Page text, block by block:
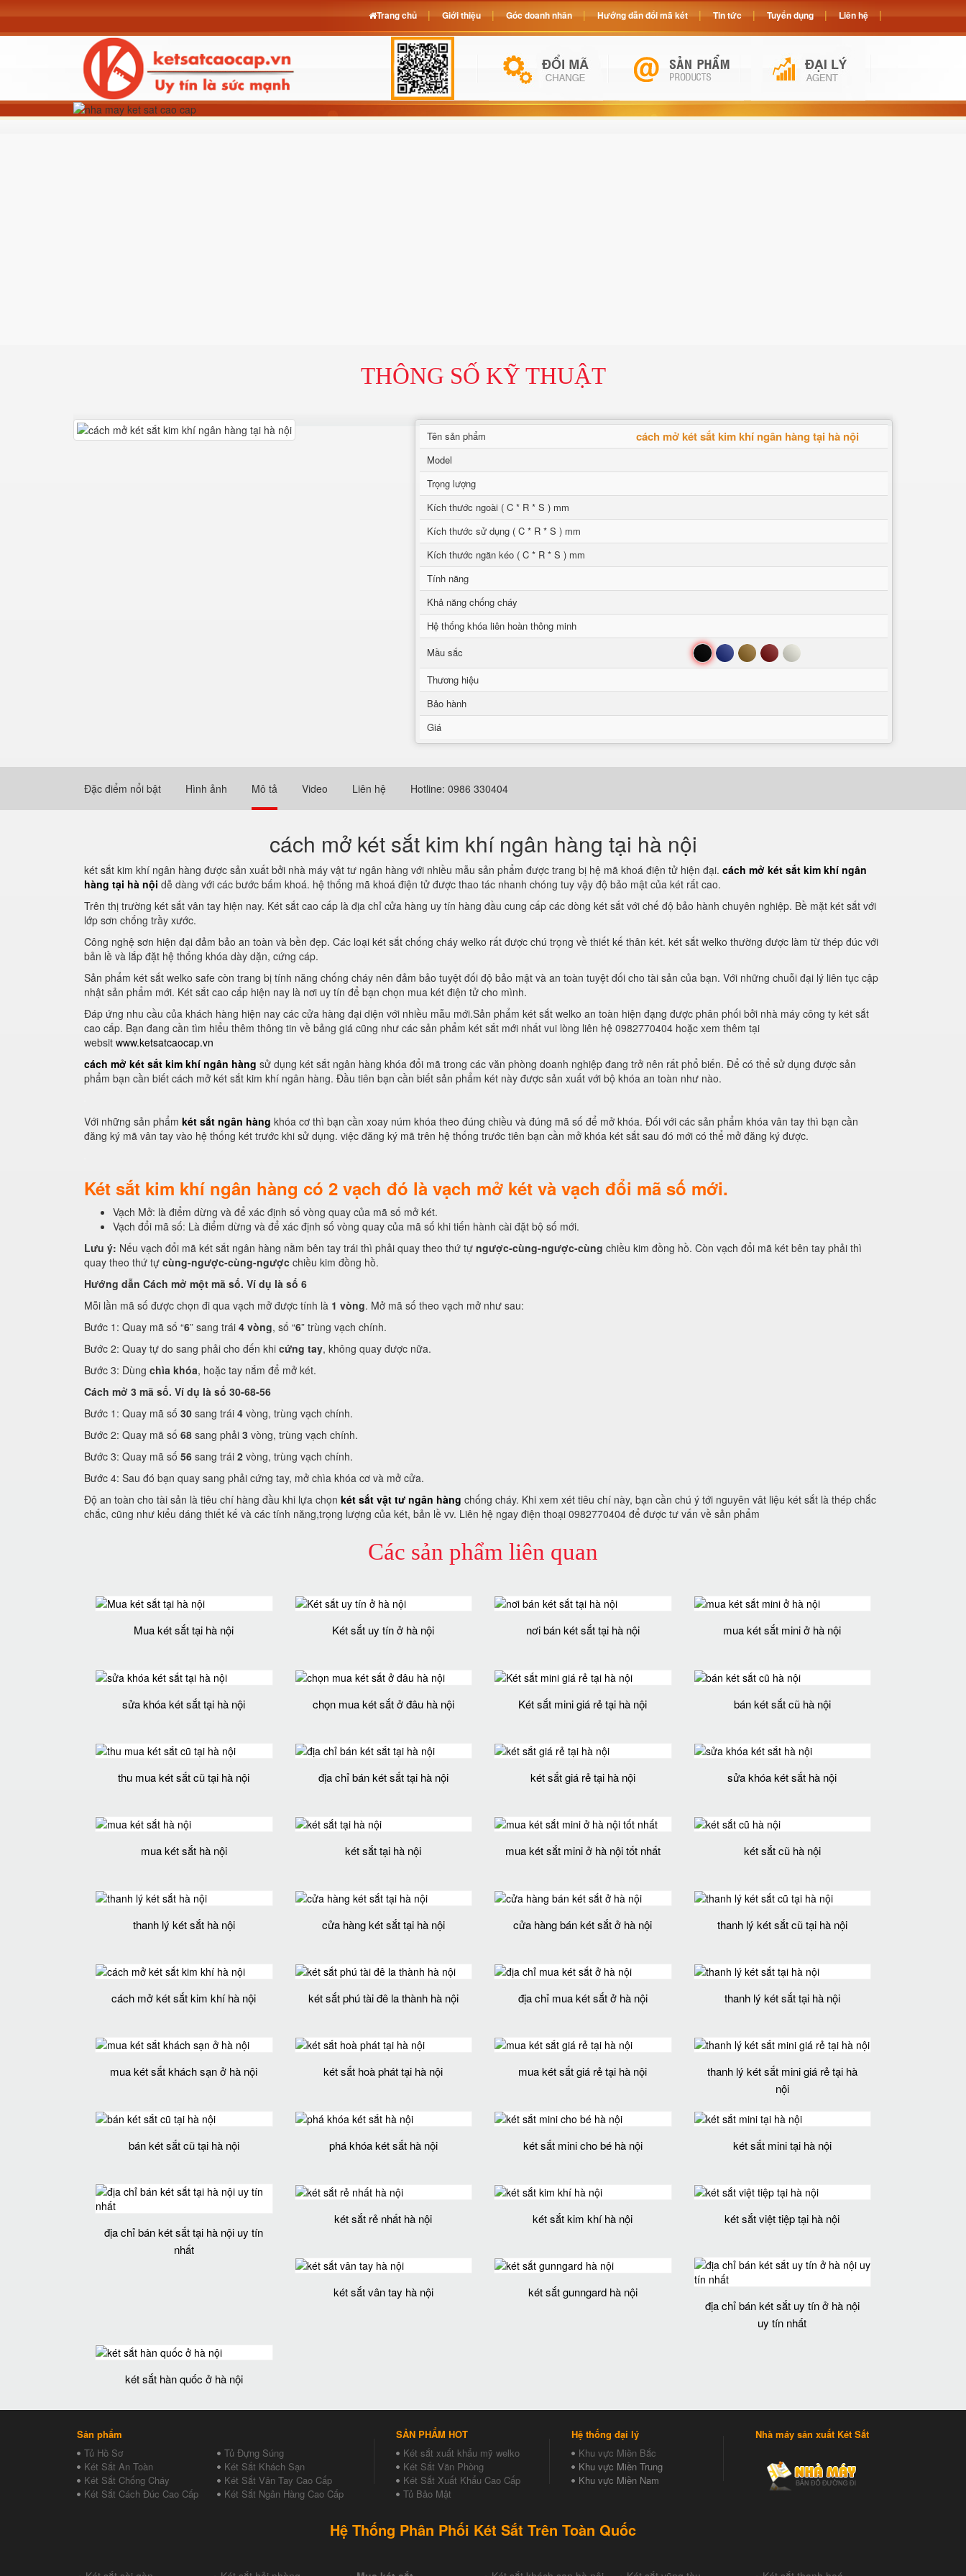
THÔNG SỐ KỸ THUẬT
Tên sản phẩm cách mở két sắt kim khí ngân hàng tại hà nội
Model
Trọng lượng
Kích thước ngoài ( C * R * S ) mm
Kích thước sử dụng ( C * R * S ) mm
Kích thước ngăn kéo ( C * R * S ) mm
Tính năng
Khả năng chống cháy
Hệ thống khóa liên hoàn thông minh
Mầu sắc
Đen Xanh Nâu Đỏ Trắng
Thương hiệu
Bảo hành
Giá
Đặc điểm nổi bật Hình ảnh Mô tả Video Liên hệ Hotline: 0986 330404
cách mở két sắt kim khí ngân hàng tại hà nội
két sắt kim khí ngân hàng được sản xuất bởi nhà máy vật tư ngân hàng với nhiều mẫu sản phẩm được trang bị hệ mã khoá điện tử hiện đại. cách mở két sắt kim khí ngân
hàng tại hà nội dễ dàng với các bước bấm khoá. hệ thống mã khoá điện tử được thao tác nhanh chóng tuy vậy độ bảo mật của két rất cao.
Trên thị trường két sắt vân tay hiện nay. Két sắt cao cấp là địa chỉ cửa hàng uy tín hàng đầu cung cấp các dòng két sắt với chế độ bảo hành chuyên nghiệp. Bề mặt két sắt với
lớp sơn chống trầy xước.
Công nghệ sơn hiện đại đảm bảo an toàn và bền đẹp. Các loại két sắt chống cháy welko rất được chú trọng về thiết kế thân két. két sắt welko thường được làm từ thép đúc với
bản lề và lắp đặt hệ thống khóa dày dặn, cứng cáp.
Sản phẩm két sắt welko safe còn trang bị tính năng chống cháy nên đảm bảo tuyệt đối độ bảo mật và an toàn tuyệt đối cho tài sản của bạn. Với những chuỗi đại lý liên tục cập
nhật sản phẩm mới. Két sắt cao cấp hiện nay là nơi uy tín để bạn chọn mua két điện tử cho mình.
Đáp ứng nhu cầu của khách hàng hiện nay các cửa hàng đại diện với nhiều mẫu mới.Sản phẩm két sắt welko an toàn hiện đạng được phân phối bởi nhà máy công ty két sắt
cao cấp. Bạn đang cần tìm hiểu thêm thông tin về bảng giá cũng như các sản phẩm két sắt mới nhất vui lòng liên hệ 0982770404 hoặc xem thêm tại
websit www.ketsatcaocap.vn
cách mở két sắt kim khí ngân hàng sử dụng két sắt ngân hàng khóa đổi mã trong các văn phòng doanh nghiệp đang trở nên rất phổ biến. Để có thể sử dụng được sản
phẩm bạn cần biết cách mở két sắt kim khí ngân hàng. Đầu tiên bạn cần biết sản phẩm két này được sản xuất với bộ khóa an toàn như nào.
Với những sản phẩm két sắt ngân hàng khóa cơ thì bạn cần xoay núm khóa theo đúng chiều và đúng mã số để mở khóa. Đối với các sản phẩm khóa vân tay thì bạn cần
đăng ký mã vân tay vào hệ thống két trước khi sử dụng. việc đăng ký mã trên hệ thống trước tiên bạn cần mở khóa két sắt sau đó mới có thể mở đăng ký được.
Két sắt kim khí ngân hàng có 2 vạch đó là vạch mở két và vạch đổi mã số mới.
Vạch Mở: là điểm dừng và để xác định số vòng quay của mã số mở két.
Vạch đổi mã số: Là điểm dừng và để xác định số vòng quay của mã số khi tiến hành cài đặt bộ số mới.
Lưu ý: Nếu vạch đổi mã két sắt ngân hàng nằm bên tay trái thì phải quay theo thứ tự ngược-cùng-ngược-cùng chiều kim đồng hồ. Còn vạch đổi mã két bên tay phải thì
quay theo thứ tự cùng-ngược-cùng-ngược chiều kim đồng hồ.
Hướng dẫn Cách mở một mã số. Ví dụ là số 6
Mỗi lần mã số được chọn đi qua vạch mở được tính là 1 vòng. Mở mã số theo vạch mở như sau:
Bước 1: Quay mã số “6” sang trái 4 vòng, số “6” trùng vạch chính.
Bước 2: Quay tự do sang phải cho đến khi cứng tay, không quay được nữa.
Bước 3: Dùng chìa khóa, hoặc tay nắm để mở két.
Cách mở 3 mã số. Ví dụ là số 30-68-56
Bước 1: Quay mã số 30 sang trái 4 vòng, trùng vạch chính.
Bước 2: Quay mã số 68 sang phải 3 vòng, trùng vạch chính.
Bước 3: Quay mã số 56 sang trái 2 vòng, trùng vạch chính.
Bước 4: Sau đó bạn quay sang phải cứng tay, mở chìa khóa cơ và mở cửa.
Độ an toàn cho tài sản là tiêu chí hàng đầu khi lựa chọn két sắt vật tư ngân hàng chống cháy. Khi xem xét tiêu chí này, bạn cần chú ý tới nguyên vât liệu két sắt là thép chắc
chắc, cũng như kiểu dáng thiết kế và các tính năng,trọng lượng của két, bản lề vv. Liên hệ ngay điện thoại 0982770404 để được tư vấn về sản phẩm
Các sản phẩm liên quan
Mua két sắt tại hà nội Két sắt uy tín ở hà nội nơi bán két sắt tại hà nội mua két sắt mini ở hà nội
sửa khóa két sắt tại hà nội chọn mua két sắt ở đâu hà nội Két sắt mini giá rẻ tại hà nội bán két sắt cũ hà nội
thu mua két sắt cũ tại hà nội địa chỉ bán két sắt tại hà nội két sắt giá rẻ tại hà nội sửa khóa két sắt hà nội
mua két sắt hà nội két sắt tại hà nội mua két sắt mini ở hà nội tốt nhất két sắt cũ hà nội
thanh lý két sắt hà nội cửa hàng két sắt tại hà nội cửa hàng bán két sắt ở hà nội thanh lý két sắt cũ tại hà nội
cách mở két sắt kim khí hà nội két sắt phú tài đê la thành hà nội địa chỉ mua két sắt ở hà nội thanh lý két sắt tại hà nội
mua két sắt khách sạn ở hà nội két sắt hoà phát tại hà nội mua két sắt giá rẻ tại hà nội
thanh lý két sắt mini giá rẻ tại hà
nội
bán két sắt cũ tại hà nội phá khóa két sắt hà nội két sắt mini cho bé hà nội két sắt mini tại hà nội
địa chỉ bán két sắt tại hà nội uy tín
nhất
két sắt rẻ nhất hà nội két sắt kim khí hà nội két sắt việt tiệp tại hà nội
két sắt vân tay hà nội
két sắt gunngard hà nội
địa chỉ bán két sắt uy tín ở hà nội
uy tín nhất
két sắt hàn quốc ở hà nội
Sản phẩm
Tủ Hồ Sơ
Tủ Đựng Súng
Két Sắt An Toàn
Két Sắt Khách Sạn
Két Sắt Chống Cháy
Két Sắt Vân Tay Cao Cấp
Két Sắt Cách Đúc Cao Cấp
Két Sắt Ngân Hàng Cao Cấp
SẢN PHẨM HOT
Két sắt xuất khẩu mỹ welko
Két Sắt Văn Phòng
Két Sắt Xuất Khẩu Cao Cấp
Tủ Bảo Mật
Hệ thống đại lý
Khu vực Miền Bắc
Khu vực Miền Trung
Khu vực Miền Nam
Nhà máy sản xuất Két Sắt
Hệ Thống Phân Phối Két Sắt Trên Toàn Quốc
Trang chủ Giới thiệu Góc doanh nhân Hướng dẫn đổi mã két Tin tức Tuyển dụng Liên hệ